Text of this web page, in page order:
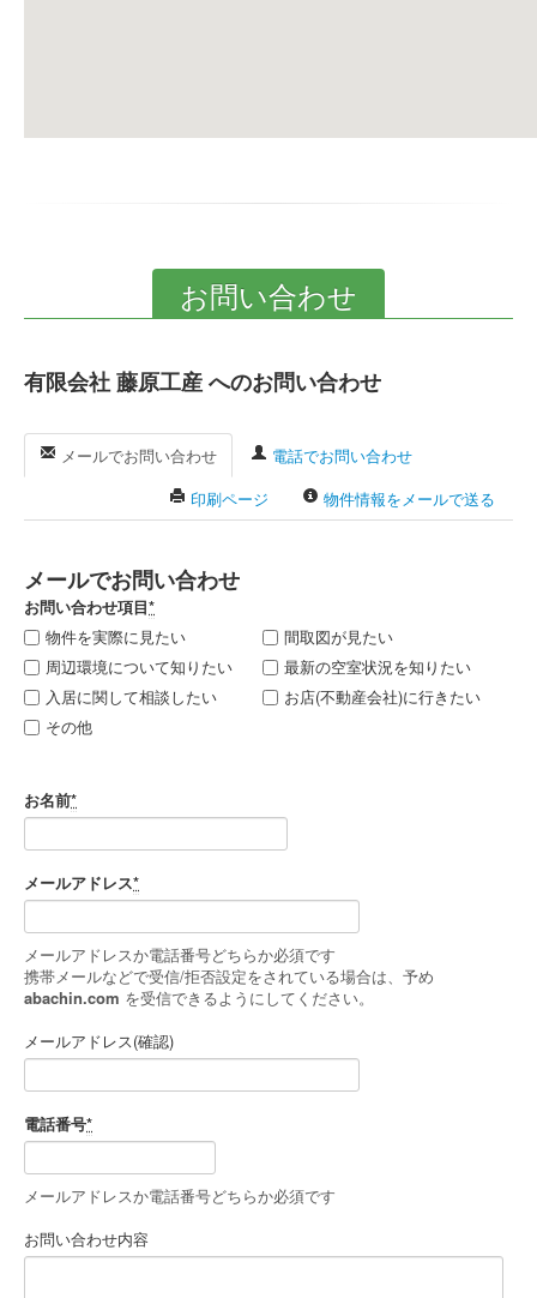
お問い合わせ
有限会社 藤原工産 へのお問い合わせ
メールでお問い合わせ
電話でお問い合わせ
物件情報をメールで送る
印刷ページ
メールでお問い合わせ
お問い合わせ項目*
物件を実際に見たい
間取図が見たい
周辺環境について知りたい
最新の空室状況を知りたい
入居に関して相談したい
お店(不動産会社)に行きたい
その他
お名前*
メールアドレス*
メールアドレスか電話番号どちらか必須です
携帯メールなどで受信/拒否設定をされている場合は、予め
abachin.com を受信できるようにしてください。
メールアドレス(確認)
電話番号*
メールアドレスか電話番号どちらか必須です
お問い合わせ内容